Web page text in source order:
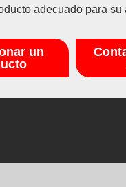
adecuado para su
un